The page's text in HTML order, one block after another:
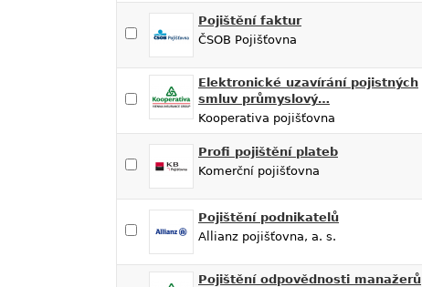
Pojištění faktur
ČSOB Pojišťovna
Elektronické uzavírání pojistných
smluv průmyslový…
Kooperativa pojišťovna
Profi pojištění plateb
Komerční pojišťovna
Pojištění podnikatelů
Allianz pojišťovna, a. s.
Pojištění odpovědnosti manažerů